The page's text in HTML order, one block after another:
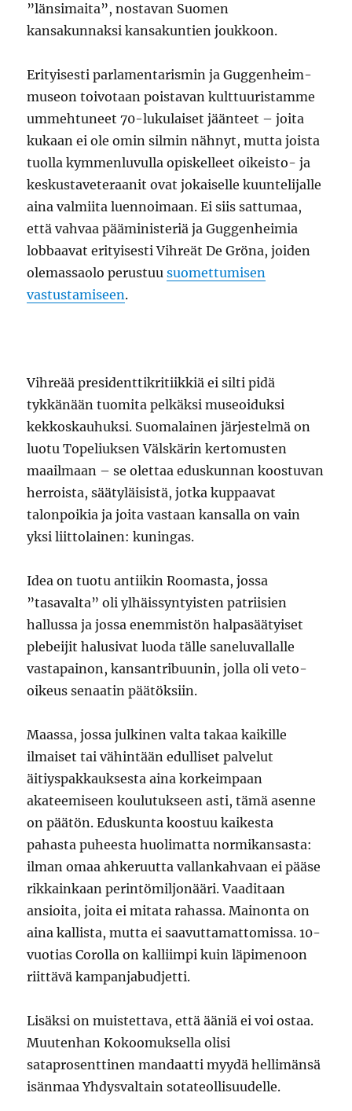
”länsimaita”, nostavan Suomen
kansakunnaksi kansakuntien joukkoon.
Erityisesti parlamentarismin ja Guggenheim-
museon toivotaan poistavan kulttuuristamme
ummehtuneet 70-lukulaiset jäänteet – joita
kukaan ei ole omin silmin nähnyt, mutta joista
tuolla kymmenluvulla opiskelleet oikeisto- ja
keskustaveteraanit ovat jokaiselle kuuntelijalle
aina valmiita luennoimaan. Ei siis sattumaa,
että vahvaa pääministeriä ja Guggenheimia
lobbaavat erityisesti Vihreät De Gröna, joiden
olemassaolo perustuusuomettumisen
vastustamiseen.
Vihreää presidenttikritiikkiä ei silti pidä
tykkänään tuomita pelkäksi museoiduksi
kekkoskauhuksi. Suomalainen järjestelmä on
luotu Topeliuksen Välskärin kertomusten
maailmaan – se olettaa eduskunnan koostuvan
herroista, säätyläisistä, jotka kuppaavat
talonpoikia ja joita vastaan kansalla on vain
yksi liittolainen: kuningas.
Idea on tuotu antiikin Roomasta, jossa
”tasavalta” oli ylhäissyntyisten patriisien
hallussa ja jossa enemmistön halpasäätyiset
plebeijit halusivat luoda tälle saneluvallalle
vastapainon, kansantribuunin, jolla oli veto-
oikeus senaatin päätöksiin.
Maassa, jossa julkinen valta takaa kaikille
ilmaiset tai vähintään edulliset palvelut
äitiyspakkauksesta aina korkeimpaan
akateemiseen koulutukseen asti, tämä asenne
on päätön. Eduskunta koostuu kaikesta
pahasta puheesta huolimatta normikansasta:
ilman omaa ahkeruutta vallankahvaan ei pääse
rikkainkaan perintömiljonääri. Vaaditaan
ansioita, joita ei mitata rahassa. Mainonta on
aina kallista, mutta ei saavuttamattomissa. 10-
vuotias Corolla on kalliimpi kuin läpimenoon
riittävä kampanjabudjetti.
Lisäksi on muistettava, että ääniä ei voi ostaa.
Muutenhan Kokoomuksella olisi
sataprosenttinen mandaatti myydä hellimänsä
isänmaa Yhdysvaltain sotateollisuudelle.